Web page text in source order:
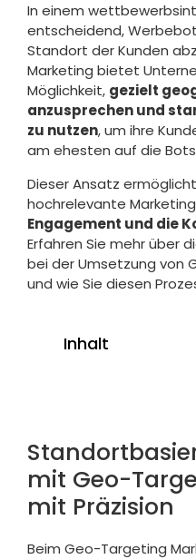
In einem
entscheidend,
Standort der Kunden
Marketing bietet
Möglichkeit, gezielt
anzusprechen und
zu nutzen, um ihre
am ehesten auf die
Dieser Ansatz
hochrelevante
Engagement und die
Erfahren Sie mehr über
bei der Umsetzung von
und wie Sie diesen
Inhalt
mit Geo-
mit Präzision
Beim Geo-Targeting